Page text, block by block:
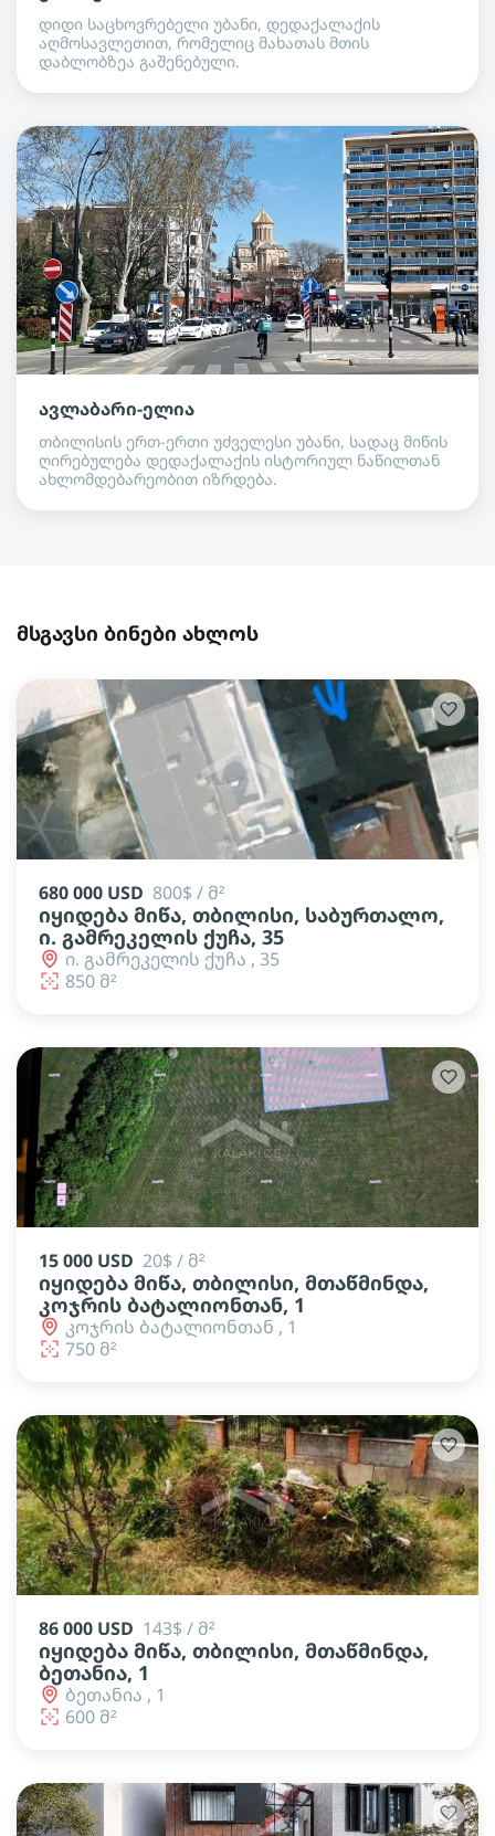
დიდი საცხოვრებელი უბანი, დედაქალაქის
აღმოსავლეთით, რომელიც მახათას მთის
დაბლობზეა გაშენებული.
ავლაბარი-ელია
თბილისის ერთ-ერთი უძველესი უბანი, სადაც მიწის
ღირებულება დედაქალაქის ისტორიულ ნაწილთან
ახლომდებარეობით იზრდება.
მსგავსი ბინები ახლოს
680 000 USD 800$ / მ²
იყიდება მიწა, თბილისი, საბურთალო,
ი. გამრეკელის ქუჩა, 35
ი. გამრეკელის ქუჩა , 35
850 მ²
15 000 USD 20$ / მ²
იყიდება მიწა, თბილისი, მთაწმინდა,
კოჯრის ბატალიონთან, 1
კოჯრის ბატალიონთან , 1
750 მ²
86 000 USD 143$ / მ²
იყიდება მიწა, თბილისი, მთაწმინდა,
ბეთანია, 1
ბეთანია , 1
600 მ²